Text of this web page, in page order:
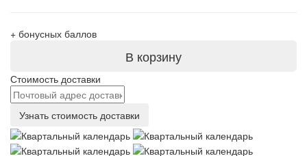
+ бонусных баллов
В корзину
Стоимость доставки
Узнать стоимость доставки